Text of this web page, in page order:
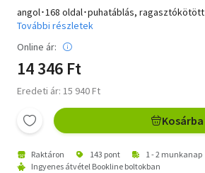
angol･168 oldal･puhatáblás, ragasztókötött
További részletek
Online ár:
14 346 Ft
Eredeti ár: 15 940 Ft
Kosárba
Raktáron 143 pont
1 - 2 munkanap
Ingyenes átvétel Bookline boltokban